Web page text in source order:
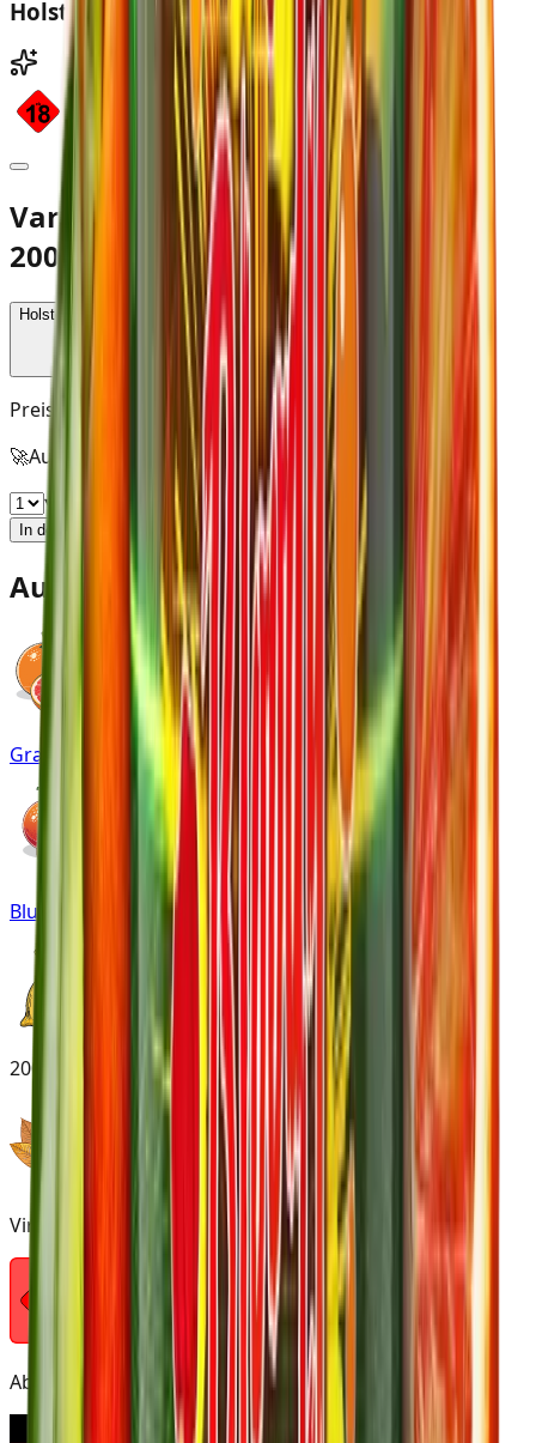
Holster Virginia Bloody Punch Tabak
Variante: Holster - Bloody Punch,
200g
Holster - Bloody Punch, 200g
Preise inkl. MwSt. zzgl. Versandkosten
🚀Auf Lager – in 1–2 Werktagen bei dir
▾
In den Warenkorb
Auf einen Blick
Grapefruit
Blutorange
200 Gramm
Virginia
Ab 18